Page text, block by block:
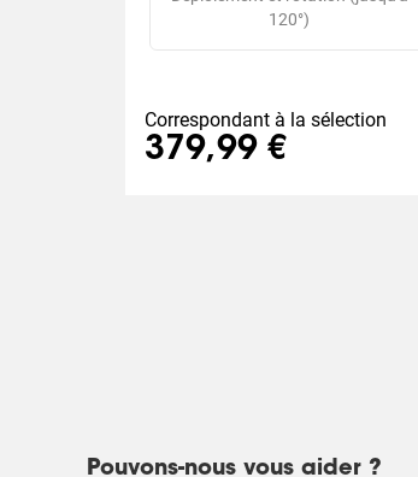
120°)
Correspondant à la sélection
379,99 €
Pouvons-nous vous aider ?